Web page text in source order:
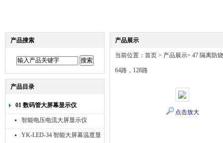
产品搜索
产品目录
01 数码管大屏幕显示仪
智能电压电流大屏显示仪
YK-LED-34 智能大屏幕温度显
产品展示
当前位置： 首页 > 产品展示> 47 隔离防
64路，128路
点击放大